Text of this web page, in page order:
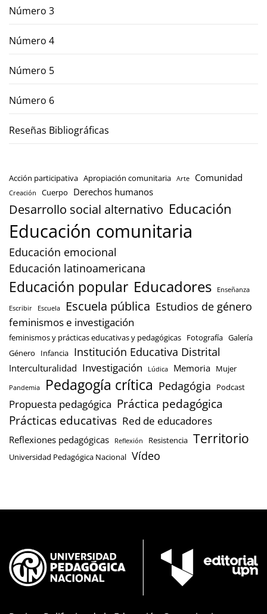
Número 3
Número 4
Número 5
Número 6
Reseñas Bibliográficas
Acción participativa Apropiación comunitaria Arte Comunidad
Creación Cuerpo Derechos humanos
Desarrollo social alternativo Educación
Educación comunitaria
Educación emocional
Educación latinoamericana
Educación popular Educadores Enseñanza
Escribir Escuela Escuela pública Estudios de género
feminismos e investigación
feminismos y prácticas educativas y pedagógicas Fotografía Galería
Género
Infancia Institución Educativa Distrital
Interculturalidad Investigación Lúdica Memoria Mujer
Pandemia Pedagogía crítica Pedagógia Podcast
Propuesta pedagógica Práctica pedagógica
Prácticas educativas Red de educadores
Reflexiones pedagógicas Reflexión Resistencia Territorio
Universidad Pedagógica Nacional Vídeo